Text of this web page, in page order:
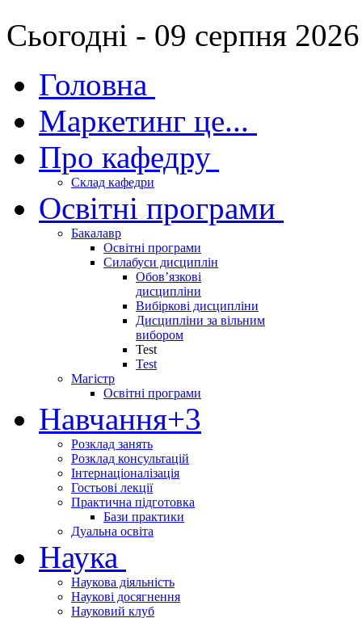
Сьогодні - 09 серпня
Головна
Маркетинг це...
Про кафедру
Склад кафедри
Освітні програми
Бакалавр
Освітні програми
Силабуси дисциплін
Обов’язкові
дисципліни
Вибіркові дисципліни
Дисципліни за вільним
вибором
Test
Test
Магістр
Освітні програми
Навчання+3
Розклад занять
Розклад консультацій
Інтернаціоналізація
Гостьові лекції
Практична підготовка
Бази практики
Дуальна освіта
Наука
Наукова діяльність
Наукові досягнення
Науковий клуб